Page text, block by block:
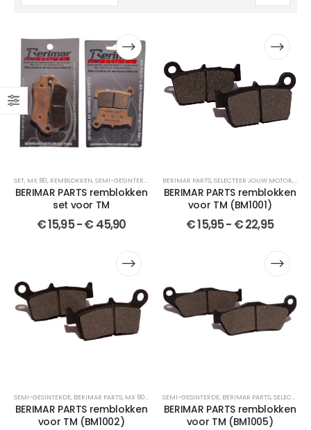
SET, MX 80, REMBLOKKEN,SEMI-GESINTERDE SELECTEER JOUW MOTOR,SET ,BERIMAR PARTS
BERIMAR PARTS remblokken
set voor TM
€15,95-€ 45,90
BERIMAR PARTS,SELECTEER JOUW MOTOR,
BERIMAR PARTS remblokken
voor TM (BM1001)
€15,95- €22,95
SEMI-GESINTERDE, BERIMAR PARTS, MX 80,SELECTEER JOUW MOTOR,REMBLOKKEN,
BERIMAR PARTS remblokken
voor TM (BM1002)
SEMI-GESINTERDE, BERIMAR PARTS,SELECTEER JOUW MOTOR
BERIMAR PARTS remblokken
voor TM (BM1005)